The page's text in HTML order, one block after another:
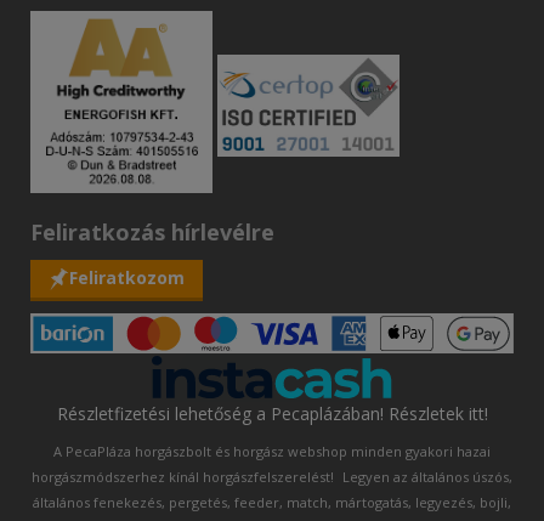
Feliratkozás hírlevélre
Feliratkozom
Részletfizetési lehetőség a Pecaplázában! Részletek itt!
A PecaPláza horgászbolt és horgász webshop minden gyakori hazai
horgászmódszerhez kínál horgászfelszerelést! Legyen az általános úszós,
általános fenekezés, pergetés, feeder, match, mártogatás, legyezés, bojli,